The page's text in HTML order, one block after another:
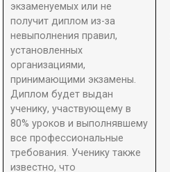
экзаменуемых или не
получит диплом из-за
невыполнения правил,
установленных
организациями,
принимающими экзамены.
Диплом будет выдан
ученику, участвующему в
80% уроков и выполнявшему
все профессиональные
требования. Ученику также
известно, что